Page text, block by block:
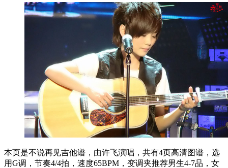
本页是不说再见吉他谱，由许飞演唱，共有4页高清图谱，选
用G调，节奏4/4拍，速度65BPM，变调夹推荐男生4-7品，女